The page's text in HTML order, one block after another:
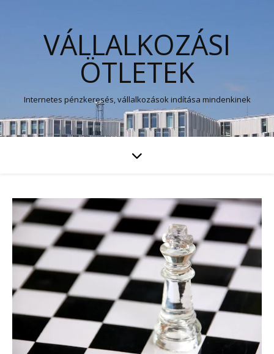
VÁLLALKOZÁSI
ÖTLETEK
Internetes pénzkeresés, vállalkozások indítása mindenkinek